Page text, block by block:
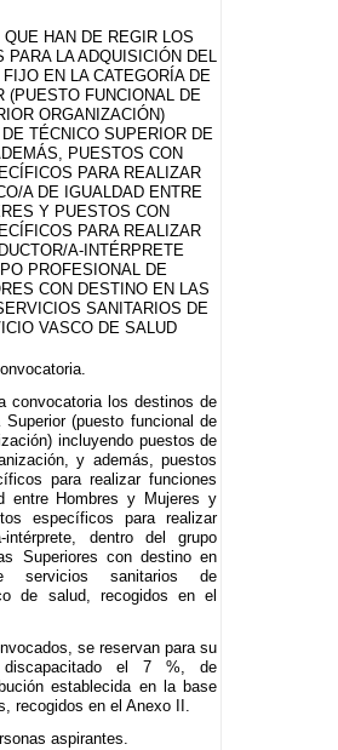
HAN DE REGIR LOS
PARA LA ADQUISICIÓN DEL
EN LA CATEGORÍA DE
(PUESTO FUNCIONAL DE
ORGANIZACIÓN)
TÉCNICO SUPERIOR DE
PUESTOS CON
PARA REALIZAR
A DE IGUALDAD ENTRE
Y PUESTOS CON
PARA REALIZAR
A-INTÉRPRETE
PROFESIONAL DE
CON DESTINO EN LAS
SANITARIOS DE
VASCO DE SALUD
convocatoria los destinos de
(puesto funcional de
incluyendo puestos de
y además, puestos
para realizar funciones
entre Hombres y Mujeres y
específicos para realizar
intérprete, dentro del grupo
Superiores con destino en
servicios sanitarios de
de salud, recogidos en el
se reservan para su
discapacitado el 7 %, de
establecida en la base
recogidos en el Anexo II.
aspirantes.